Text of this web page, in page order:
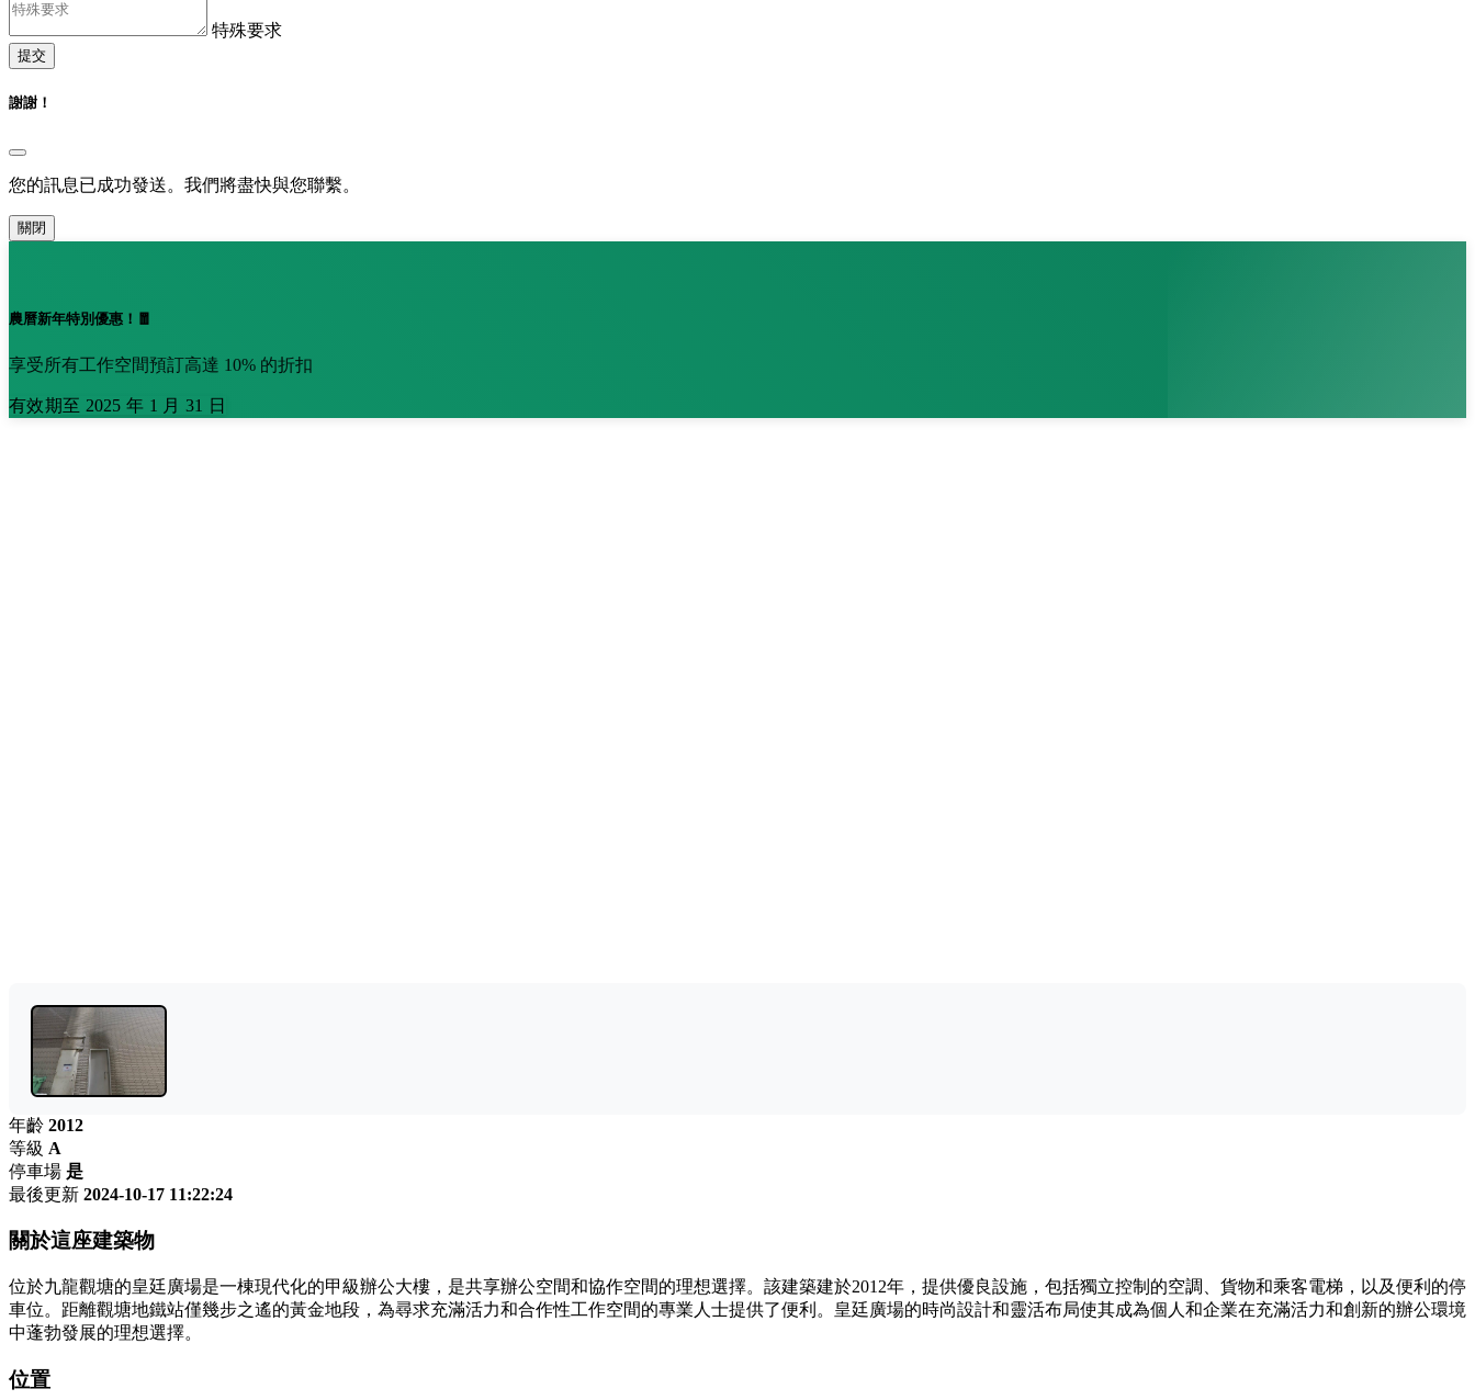
特殊要求
提交
謝謝！
您的訊息已成功發送。我們將盡快與您聯繫。
關閉
農曆新年特別優惠！🧧
享受所有工作空間預訂高達 10% 的折扣
有效期至 2025 年 1 月 31 日
年齡 2012
等級 A
停車場 是
最後更新 2024-10-17 11:22:24
關於這座建築物
位於九龍觀塘的皇廷廣場是一棟現代化的甲級辦公大樓，是共享辦公空間和協作空間的理想選擇。該建築建於2012年，提供優良設施，包括獨立控制的空調、貨物和乘客電梯，以及便利的停
車位。距離觀塘地鐵站僅幾步之遙的黃金地段，為尋求充滿活力和合作性工作空間的專業人士提供了便利。皇廷廣場的時尚設計和靈活布局使其成為個人和企業在充滿活力和創新的辦公環境
中蓬勃發展的理想選擇。
位置